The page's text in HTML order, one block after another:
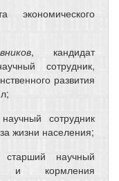
экономического
, кандидат
сотрудник,
развития
сотрудник
жизни населения;
старший научный
и кормления